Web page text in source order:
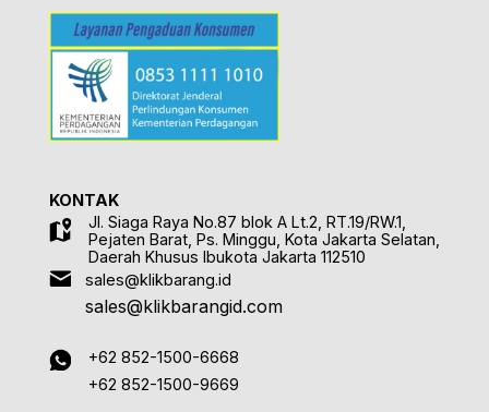
KONTAK
Jl. Siaga Raya No.87 blok A Lt.2, RT.19/RW.1,
Pejaten Barat, Ps. Minggu, Kota Jakarta Selatan,
Daerah Khusus Ibukota Jakarta 112510
sales@klikbarang.id
sales@klikbarangid.com
+62 852-1500-6668
+62 852-1500-9669